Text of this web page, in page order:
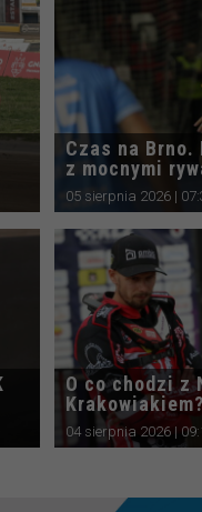
Czas na Brno.
z mocnymi
05 sierpnia 2026 |
O co chodzi z
Krakowiakiem?
04 sierpnia 2026 |